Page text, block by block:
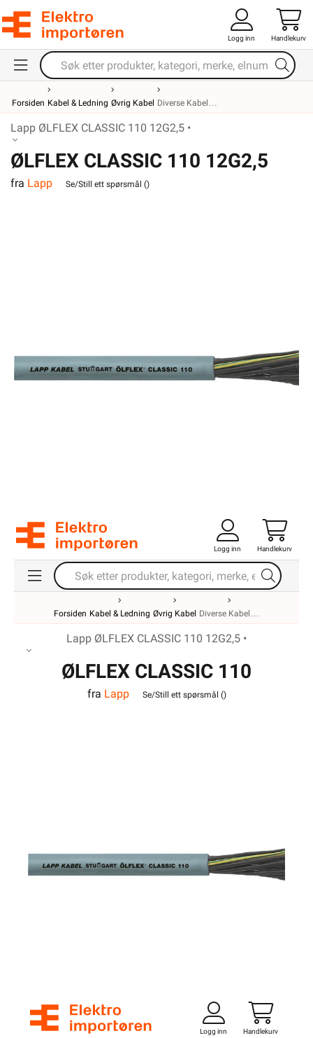
Logg inn Handlekurv
Forsiden Kabel & Ledning Øvrig Kabel Diverse Kabel
Lapp ØLFLEX CLASSIC 110 12G2,5 •
ØLFLEX CLASSIC 110 12G2,5
fra Lapp Se/Still ett spørsmål ()
Logg inn Handlekurv
Forsiden Kabel & Ledning Øvrig Kabel Diverse Kabel
Lapp ØLFLEX CLASSIC 110 12G2,5 •
ØLFLEX CLASSIC 110
12G2,5
fra Lapp Se/Still ett spørsmål ()
Logg inn Handlekurv